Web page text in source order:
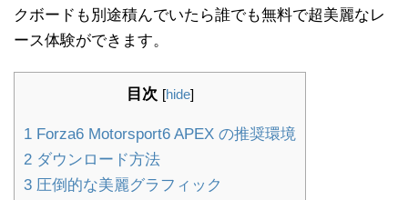
クボードも別途積んでいたら誰でも無料で超美麗なレ
ース体験ができます。
目次 [hide]
1 Forza6 Motorsport6 APEX の推奨環境
2 ダウンロード方法
3 圧倒的な美麗グラフィック